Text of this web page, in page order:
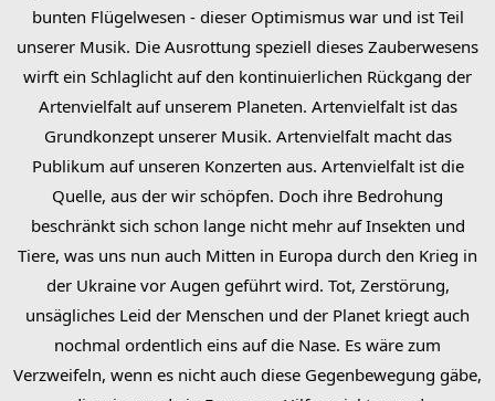
bunten Flügelwesen - dieser Optimismus war und ist Teil
unserer Musik. Die Ausrottung speziell dieses Zauberwesens
wirft ein Schlaglicht auf den kontinuierlichen Rückgang der
Artenvielfalt auf unserem Planeten. Artenvielfalt ist das
Grundkonzept unserer Musik. Artenvielfalt macht das
Publikum auf unseren Konzerten aus. Artenvielfalt ist die
Quelle, aus der wir schöpfen. Doch ihre Bedrohung
beschränkt sich schon lange nicht mehr auf Insekten und
Tiere, was uns nun auch Mitten in Europa durch den Krieg in
der Ukraine vor Augen geführt wird. Tot, Zerstörung,
unsägliches Leid der Menschen und der Planet kriegt auch
nochmal ordentlich eins auf die Nase. Es wäre zum
Verzweifeln, wenn es nicht auch diese Gegenbewegung gäbe,